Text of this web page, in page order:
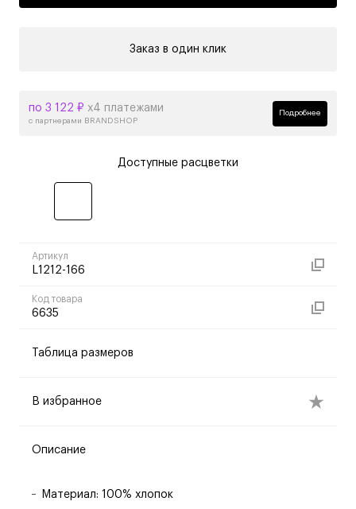
Заказ в один клик
по 3 122 ₽ х4 платежами
с партнерами BRANDSHOP
Подробнее
Доступные расцветки
Артикул
L1212-166
Код товара
6635
Таблица размеров
В избранное
Описание
Материал: 100% хлопок